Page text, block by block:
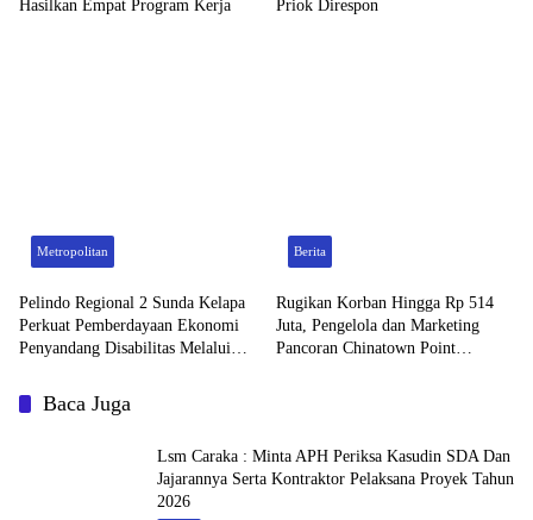
Hasilkan Empat Program Kerja Priok Direspon
Metropolitan
Pelindo Regional 2 Sunda Kelapa
Perkuat Pemberdayaan Ekonomi
Penyandang Disabilitas Melalui
Berita
Rugikan Korban Hingga Rp 514
Juta, Pengelola dan Marketing
Pancoran Chinatown Point
Baca Juga
Lsm Caraka : Minta APH Periksa Kasudin SDA Dan
Jajarannya Serta Kontraktor Pelaksana Proyek Tahun
2026